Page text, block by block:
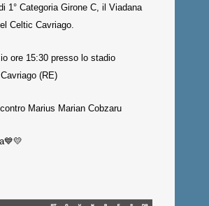
1° Categoria Girone C, il Viadana
Celtic Cavriago.
ore 15:30 presso lo stadio
(RE)
Marius Marian Cobzaru